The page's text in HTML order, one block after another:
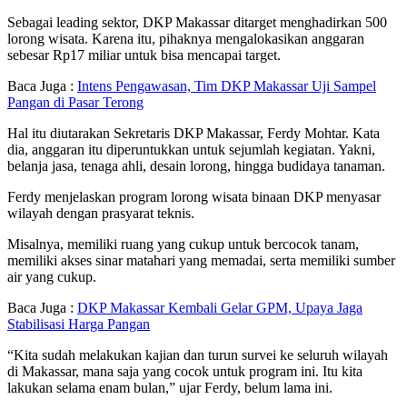
Sebagai leading sektor, DKP Makassar ditarget menghadirkan 500
lorong wisata. Karena itu, pihaknya mengalokasikan anggaran
sebesar Rp17 miliar untuk bisa mencapai target.
Baca Juga : Intens Pengawasan, Tim DKP Makassar Uji Sampel
Pangan di Pasar Terong
Hal itu diutarakan Sekretaris DKP Makassar, Ferdy Mohtar. Kata
dia, anggaran itu diperuntukkan untuk sejumlah kegiatan. Yakni,
belanja jasa, tenaga ahli, desain lorong, hingga budidaya tanaman.
Ferdy menjelaskan program lorong wisata binaan DKP menyasar
wilayah dengan prasyarat teknis.
Misalnya, memiliki ruang yang cukup untuk bercocok tanam,
memiliki akses sinar matahari yang memadai, serta memiliki sumber
air yang cukup.
Baca Juga : DKP Makassar Kembali Gelar GPM, Upaya Jaga
Stabilisasi Harga Pangan
“Kita sudah melakukan kajian dan turun survei ke seluruh wilayah
di Makassar, mana saja yang cocok untuk program ini. Itu kita
lakukan selama enam bulan,” ujar Ferdy, belum lama ini.